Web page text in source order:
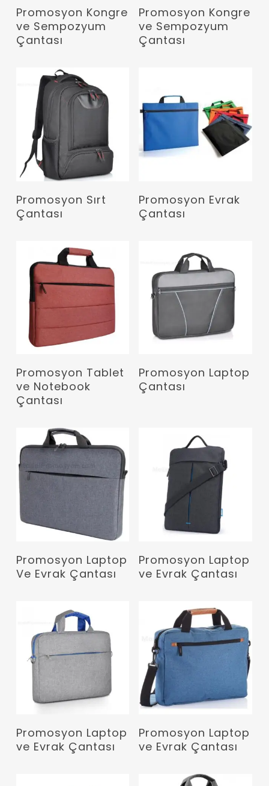
Devamını Oku
Promosyon Kongre
ve Sempozyum
Çantası
Devamını Oku
Promosyon Kongre
ve Sempozyum
Çantası
Devamını Oku
Promosyon Sırt
Çantası
Devamını Oku
Promosyon Evrak
Çantası
Devamını Oku
Promosyon Tablet
ve Notebook
Çantası
Devamını Oku
Promosyon Laptop
Çantası
Devamını Oku
Promosyon Laptop
Ve Evrak Çantası
Devamını Oku
Promosyon Laptop
ve Evrak Çantası
Devamını Oku
Promosyon Laptop
ve Evrak Çantası
Devamını Oku
Promosyon Laptop
ve Evrak Çantası